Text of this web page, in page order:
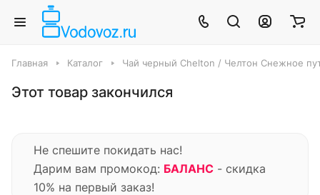
Главная Каталог Чай черный Chelton / Челтон Снежное
Этот товар закончился
Не спешите покидать нас!
Дарим вам промокод: БАЛАНС - скидка
10% на первый заказ!